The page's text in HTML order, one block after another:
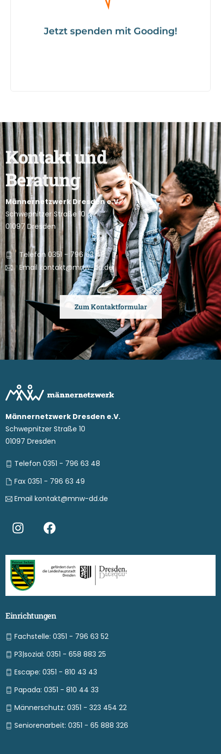
Jetzt spenden mit Gooding!
Jetzt spenden mit Gooding!
Kontaktund
Beratung
Männernetzwerk Dresden e.V.
Schwepnitzer Straße 10
01097 Dresden
Telefon 0351 - 796 63 48
Email kontakt@mnw-dd.de
Zum Kontaktformular
Männernetzwerk Dresden e.V.
Schwepnitzer Straße 10
01097 Dresden
Telefon 0351 - 796 63 48
Fax 0351 - 796 63 49
Email kontakt@mnw-dd.de
Einrichtungen
Fachstelle: 0351 - 796 63 52
P3|sozial: 0351 - 658 883 25
Escape: 0351 - 810 43 43
Papada: 0351 - 810 44 33
Männerschutz: 0351 - 323 454 22
Seniorenarbeit: 0351 - 65 888 326